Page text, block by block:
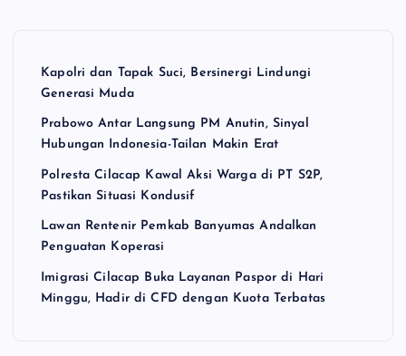
Kapolri dan Tapak Suci, Bersinergi Lindungi
Generasi Muda
Prabowo Antar Langsung PM Anutin, Sinyal
Hubungan Indonesia-Tailan Makin Erat
Polresta Cilacap Kawal Aksi Warga di PT S2P,
Pastikan Situasi Kondusif
Lawan Rentenir Pemkab Banyumas Andalkan
Penguatan Koperasi
Imigrasi Cilacap Buka Layanan Paspor di Hari
Minggu, Hadir di CFD dengan Kuota Terbatas